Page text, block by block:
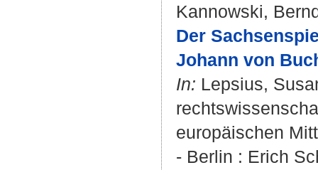
Kannowski,
Der
Johann von
In: Lepsius,
europäischen
- Berlin : Erich